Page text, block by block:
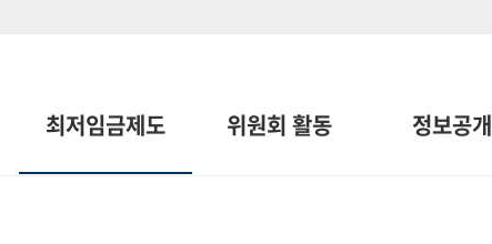
최저임금제도 위원회 활동 정보공개